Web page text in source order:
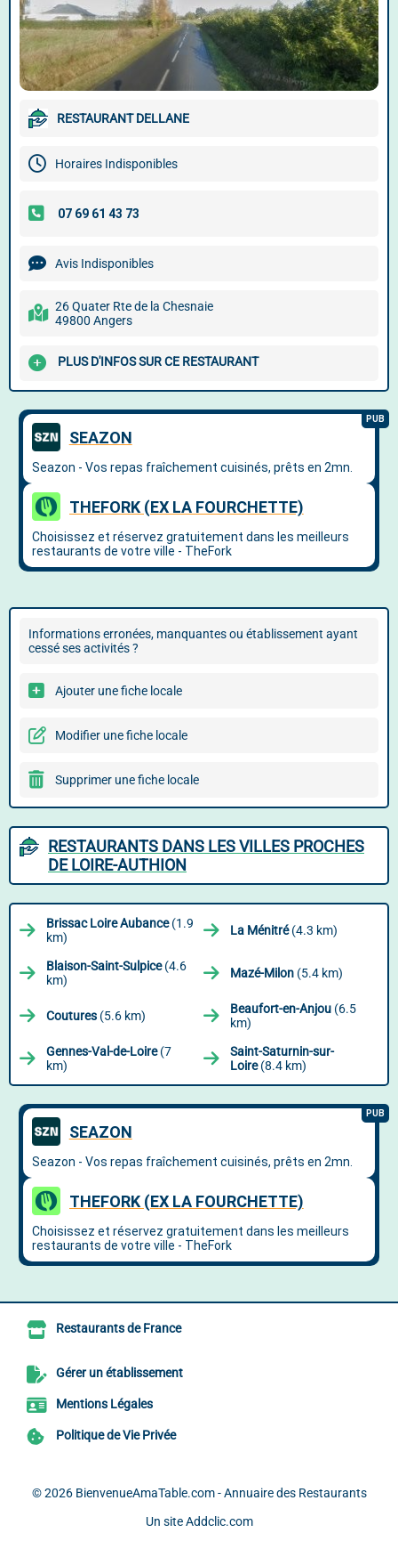
RESTAURANT DELLANE
Horaires Indisponibles
Avis Indisponibles
26 Quater Rte de la Chesnaie
49800 Angers
PLUS D'INFOS SUR CE RESTAURANT
Informations erronées, manquantes ou établissement ayant
cessé ses activités ?
Ajouter une fiche locale
Modifier une fiche locale
Supprimer une fiche locale
RESTAURANTS DANS LES VILLES PROCHES
DE LOIRE-AUTHION
Brissac Loire Aubance(1.9
km)
La Ménitré(4.3 km)
Blaison-Saint-Sulpice(4.6
km)
Mazé-Milon (5.4 km)
Coutures (5.6 km) Beaufort-en-Anjou (6.5
km)
Gennes-Val-de-Loire(7
km)
Saint-Saturnin-sur-
Loire(8.4 km)
Restaurants de France
Gérer un établissement
Mentions Légales
Politique de Vie Privée
© 2026 BienvenueAmaTable.com - Annuaire des Restaurants
Un site Addclic.com